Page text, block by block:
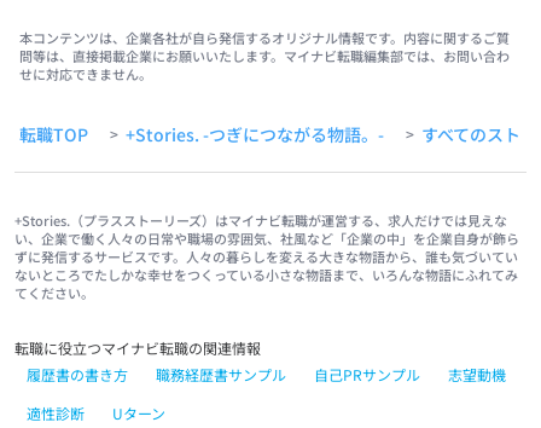
本コンテンツは、企業各社が自ら発信するオリジナル情報です。内容に関するご質
問等は、直接掲載企業にお願いいたします。マイナビ転職編集部では、お問い合わ
せに対応できません。
転職TOP > +Stories. -つぎにつながる物語。- > すべてのスト
+Stories.（プラスストーリーズ）はマイナビ転職が運営する、求人だけでは見えな
い、企業で働く人々の日常や職場の雰囲気、社風など「企業の中」を企業自身が飾ら
ずに発信するサービスです。人々の暮らしを変える大きな物語から、誰も気づいてい
ないところでたしかな幸せをつくっている小さな物語まで、いろんな物語にふれてみ
てください。
転職に役立つマイナビ転職の関連情報
履歴書の書き方
職務経歴書サンプル 自己PRサンプル
志望動機
適性診断
Uターン